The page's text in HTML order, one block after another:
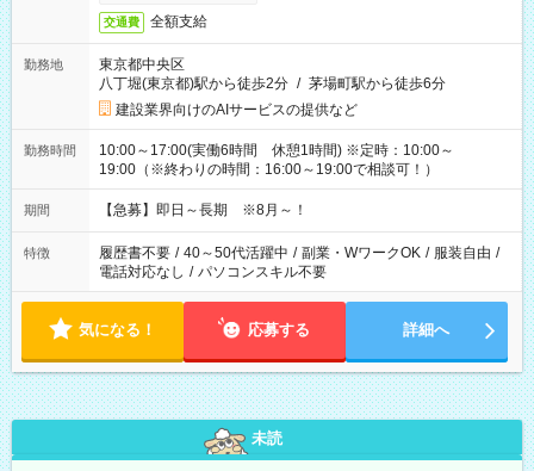
交通費 全額支給
勤務地
東京都中央区
八丁堀(東京都)駅から徒歩2分 / 茅場町駅から徒歩6分
建設業界向けのAIサービスの提供など
勤務時間
10:00～17:00(実働6時間 休憩1時間) ※定時：10:00～
19:00（※終わりの時間：16:00～19:00で相談可！）
期間 【急募】即日～長期 ※8月～！
特徴 履歴書不要 / 40～50代活躍中 / 副業・WワークOK / 服装自由 /
電話対応なし / パソコンスキル不要
気になる！ 応募する 詳細へ
未読